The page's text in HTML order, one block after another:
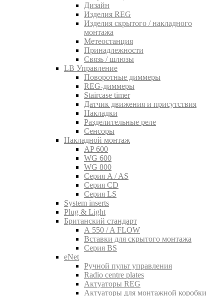
Дизайн
Изделия REG
Изделия скрытого / накладного
монтажа
Метеостанция
Принадлежности
Связь / шлюзы
LB Управление
Поворотные диммеры
REG-диммеры
Staircase timer
Датчик движения и присутствия
Накладки
Разделительные реле
Сенсоры
Накладной монтаж
AP 600
WG 600
WG 800
Серия A / AS
Серия CD
Серия LS
System inserts
Plug & Light
Британский стандарт
A 550 / A FLOW
Вставки для скрытого монтажа
Серия BS
eNet
Pучной пульт управления
Radio centre plates
Актуаторы REG
Актуаторы для монтажной коробки